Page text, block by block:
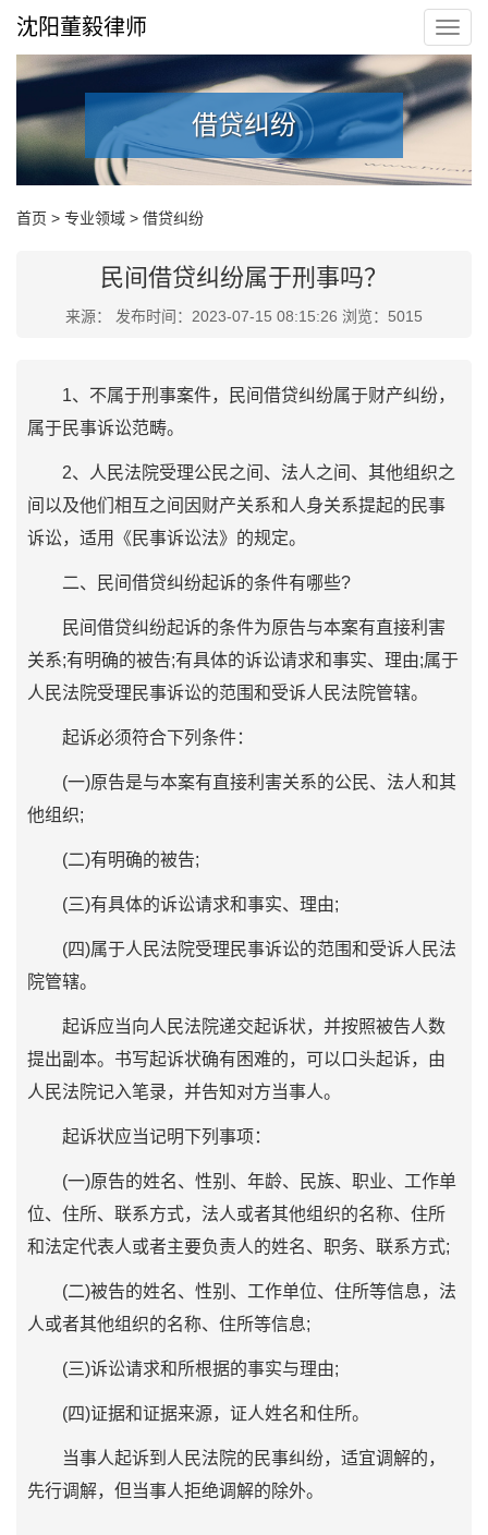
沈阳董毅律师
借贷纠纷
首页 > 专业领域 > 借贷纠纷
民间借贷纠纷属于刑事吗？
来源： 发布时间：2023-07-15 08:15:26 浏览：5015
1、不属于刑事案件，民间借贷纠纷属于财产纠纷，
属于民事诉讼范畴。
2、人民法院受理公民之间、法人之间、其他组织之
间以及他们相互之间因财产关系和人身关系提起的民事
诉讼，适用《民事诉讼法》的规定。
二、民间借贷纠纷起诉的条件有哪些?
民间借贷纠纷起诉的条件为原告与本案有直接利害
关系;有明确的被告;有具体的诉讼请求和事实、理由;属于
人民法院受理民事诉讼的范围和受诉人民法院管辖。
起诉必须符合下列条件：
(一)原告是与本案有直接利害关系的公民、法人和其
他组织;
(二)有明确的被告;
(三)有具体的诉讼请求和事实、理由;
(四)属于人民法院受理民事诉讼的范围和受诉人民法
院管辖。
起诉应当向人民法院递交起诉状，并按照被告人数
提出副本。书写起诉状确有困难的，可以口头起诉，由
人民法院记入笔录，并告知对方当事人。
起诉状应当记明下列事项：
(一)原告的姓名、性别、年龄、民族、职业、工作单
位、住所、联系方式，法人或者其他组织的名称、住所
和法定代表人或者主要负责人的姓名、职务、联系方式;
(二)被告的姓名、性别、工作单位、住所等信息，法
人或者其他组织的名称、住所等信息;
(三)诉讼请求和所根据的事实与理由;
(四)证据和证据来源，证人姓名和住所。
当事人起诉到人民法院的民事纠纷，适宜调解的，
先行调解，但当事人拒绝调解的除外。